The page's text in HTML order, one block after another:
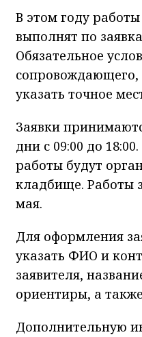
В этом году
выполнят по
Обязательное
указать точное
Заявки
дни с 09:00 до
работы будут
кладбище. Работы
мая.
Для оформления
указать ФИО и
заявителя,
ориентиры, а
Дополнительную